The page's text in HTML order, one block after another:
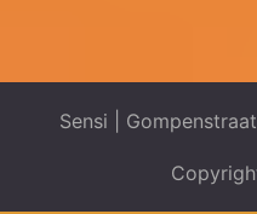
Sensi |